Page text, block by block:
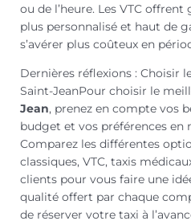
ou de l’heure. Les VTC
plus personnalisé et haut de
s’avérer plus coûteux en
Dernières réflexions : Choisir
Saint-JeanPour choisir le
Jean, prenez en compte vos
budget et vos préférences en
Comparez les différentes
classiques, VTC, taxis
clients pour vous faire une
qualité offert par chaque
de réserver votre taxi à